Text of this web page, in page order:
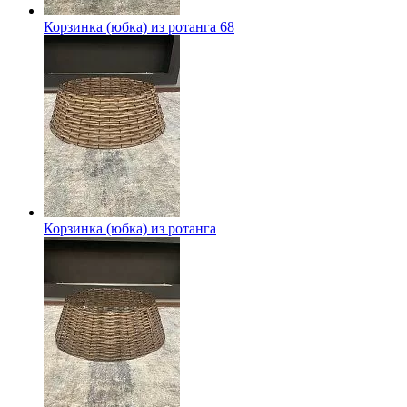
Корзинка (юбка) из ротанга 68
Корзинка (юбка) из ротанга